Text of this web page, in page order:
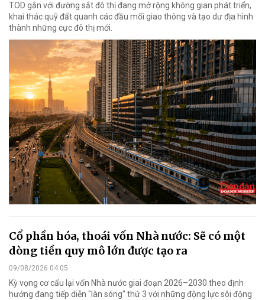
TOD gắn với đường sắt đô thị đang mở rộng không gian phát triển,
khai thác quỹ đất quanh các đầu mối giao thông và tạo dư địa hình
thành những cực đô thị mới.
Cổ phần hóa, thoái vốn Nhà nước: Sẽ có một
dòng tiền quy mô lớn được tạo ra
09/08/2026 04:05
Kỳ vọng cơ cấu lại vốn Nhà nước giai đoạn 2026–2030 theo định
hướng đang tiếp diễn "làn sóng" thứ 3 với những động lực sôi động